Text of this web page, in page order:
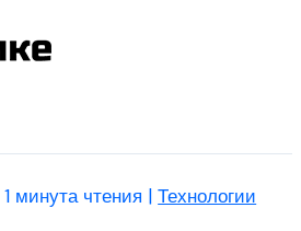
1 минута чтения |Технологии